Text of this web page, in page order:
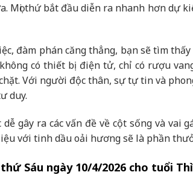
Mọi thứ bắt đầu diễn ra nhanh hơn dự
đàm phán căng thẳng, bạn sẽ tìm
có thiết bị điện tử, chỉ có rượu
Với người độc thân, sự tự tin và
duy.
gây ra các vấn đề về cột sống và vai
với tinh dầu oải hương sẽ là phần
Sáu ngày 10/4/2026 cho tuổi